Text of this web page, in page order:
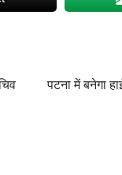
पटना में बनेगा